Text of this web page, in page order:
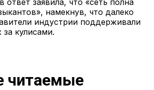
заявила, что «сеть полна
намекнув, что далеко
индустрии поддерживали
кулисами.
читаемые